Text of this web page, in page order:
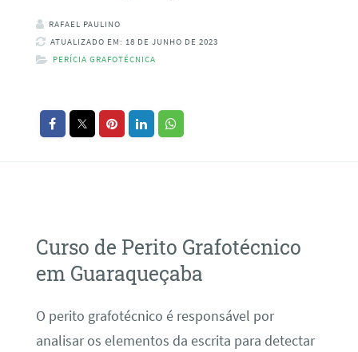
RAFAEL PAULINO
ATUALIZADO EM: 18 DE JUNHO DE 2023
PERÍCIA GRAFOTÉCNICA
Curso de Perito Grafotécnico
em Guaraqueçaba
O perito grafotécnico é responsável por
analisar os elementos da escrita para detectar